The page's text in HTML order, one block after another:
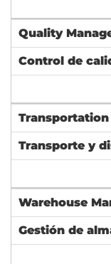
Quality
Control de
Transporte y
Warehouse
Gestión de